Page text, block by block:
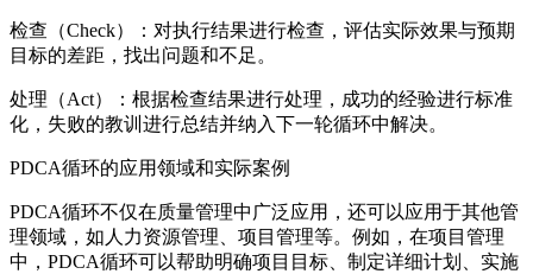
检查（Check）：对执行结果进行检查，评估实际效果与预期
目标的差距，找出问题和不足。
处理（Act）：根据检查结果进行处理，成功的经验进行标准
化，失败的教训进行总结并纳入下一轮循环中解决。
PDCA循环的应用领域和实际案例
PDCA循环不仅在质量管理中广泛应用，还可以应用于其他管
理领域，如人力资源管理、项目管理等。例如，在项目管理
中，PDCA循环可以帮助明确项目目标、制定详细计划、实施